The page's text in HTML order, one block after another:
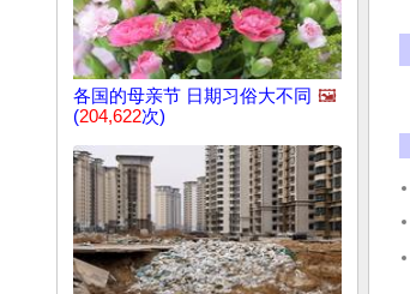
各国的母亲节 日期习俗大不同 🖼️
(204,622次)